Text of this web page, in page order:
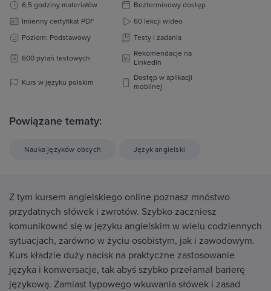
6,5 godziny materiałów
Bezterminowy dostęp
Imienny certyfikat PDF
60 lekcji wideo
Poziom: Podstawowy
Testy i zadania
600 pytań testowych
Rekomendacje na
LinkedIn
Kurs w języku polskim
Dostęp w aplikacji
mobilnej
Powiązane tematy:
Nauka języków obcych Język angielski
Z tym kursem angielskiego online poznasz mnóstwo
przydatnych słówek i zwrotów. Szybko zaczniesz
komunikować się w języku angielskim w wielu codziennych
sytuacjach, zarówno w życiu osobistym, jak i zawodowym.
Kurs kładzie duży nacisk na praktyczne zastosowanie
języka i konwersacje, tak abyś szybko przełamał barierę
językową. Zamiast typowego wkuwania słówek i zasad